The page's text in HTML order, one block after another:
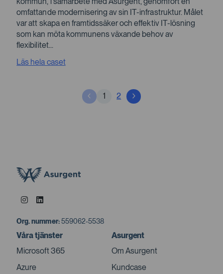
omfattande modernisering av sin IT-infrastruktur. Målet
var att skapa en framtidssäker och effektiv IT-lösning
som kan möta kommunens växande behov av
flexibilitet...
Läs hela caset
1 2
Org. nummer:559062-5538
Våra tjänster
Microsoft 365
Azure
Asurgent
Om Asurgent
Kundcase